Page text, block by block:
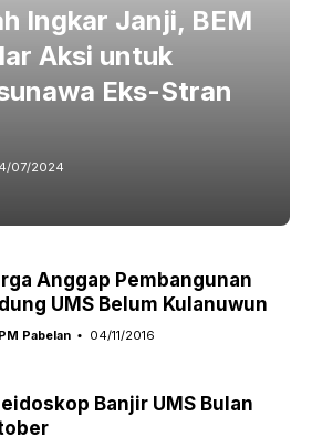
Ingkar Janji, BEM
Aksi untuk
Eks-Stran
07/2024
Anggap Pembangunan
UMS Belum Kulanuwun
Pabelan 04/11/2016
Banjir UMS Bulan